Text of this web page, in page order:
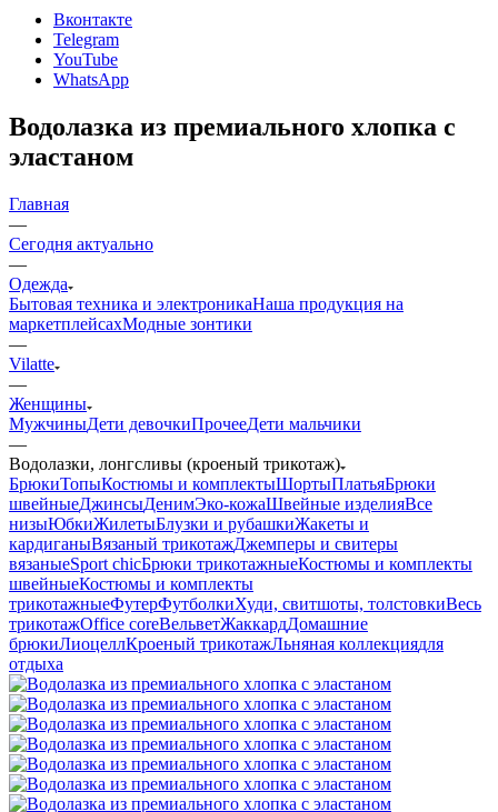
Вконтакте
Telegram
YouTube
WhatsApp
Водолазка из премиального хлопка с
эластаном
Главная
—
Сегодня актуально
—
Одежда
Бытовая техника и электроникаНаша продукция на
маркетплейсахМодные зонтики
—
Vilatte
—
Женщины
МужчиныДети девочкиПрочееДети мальчики
—
Водолазки, лонгсливы (кроеный трикотаж)
БрюкиТопыКостюмы и комплектыШортыПлатьяБрюки
швейныеДжинсыДенимЭко-кожаШвейные изделияВсе
низыЮбкиЖилетыБлузки и рубашкиЖакеты и
кардиганыВязаный трикотажДжемперы и свитеры
вязаныеSport chicБрюки трикотажныеКостюмы и комплекты
швейныеКостюмы и комплекты
трикотажныеФутерФутболкиХуди, свитшоты, толстовкиВесь
трикотажOffice coreВельветЖаккардДомашние
брюкиЛиоцеллКроеный трикотажЛьняная коллекциядля
отдыха